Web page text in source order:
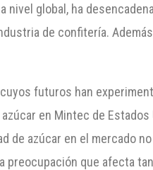
nivel global, ha
de confitería.
futuros han
en Mintec de
de azúcar en el mercado
preocupación que afecta